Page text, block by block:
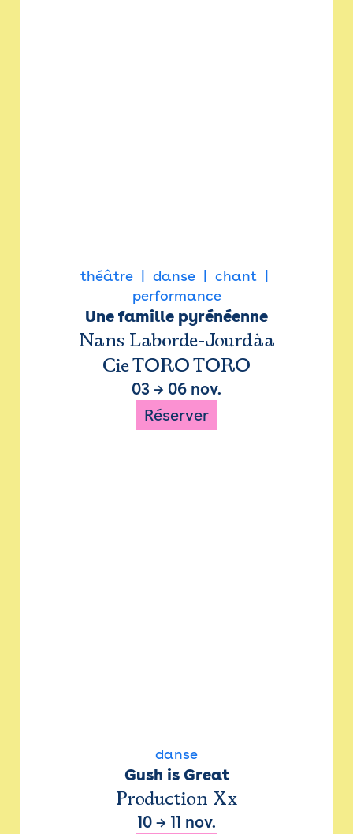
théâtre danse
chant
performance
Une famille pyrénéenne
Nans Laborde-Jourdàa
Cie TORO TORO
03 → 06 nov.
Réserver
danse
Gush is Great
Production Xx
10 → 11 nov.